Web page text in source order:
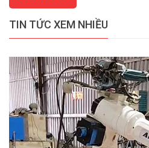
TIN TỨC XEM NHIỀU